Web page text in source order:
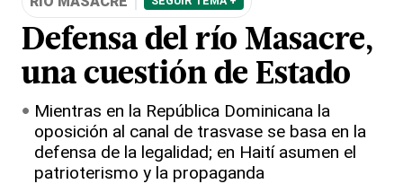
Defensa del río Masacre,
una cuestión de Estado
Mientras en la República Dominicana la
oposición al canal de trasvase se basa en la
defensa de la legalidad; en Haití asumen el
patrioterismo y la propaganda